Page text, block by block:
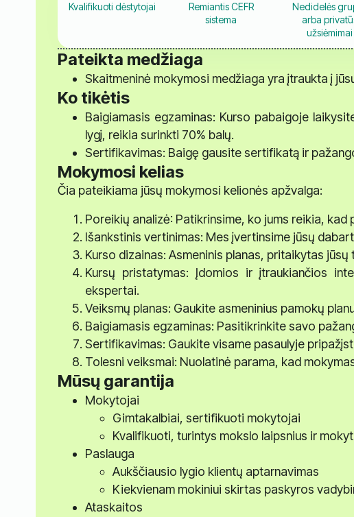
Kvalifikuoti dėstytojai
Remiantis CEFR
sistema
Nedidelės
arba
užsiėmimai
Pateikta medžiaga
Skaitmeninė mokymosi medžiaga yra įtraukta į
Ko tikėtis
Baigiamasis egzaminas: Kurso pabaigoje
lygį, reikia surinkti 70% balų.
Sertifikavimas: Baigę gausite sertifikatą ir
Mokymosi kelias
Čia pateikiama jūsų mokymosi kelionės apžvalga:
Poreikių analizė: Patikrinsime, ko jums reikia, kad
Išankstinis vertinimas: Mes įvertinsime jūsų
Kurso dizainas: Asmeninis planas, pritaikytas jūsų
Kursų pristatymas: Įdomios ir įtraukiančios
ekspertai.
Veiksmų planas: Gaukite asmeninius pamokų
Baigiamasis egzaminas: Pasitikrinkite savo
Sertifikavimas: Gaukite visame pasaulyje
Tolesni veiksmai: Nuolatinė parama, kad
Mūsų garantija
Mokytojai
Gimtakalbiai, sertifikuoti mokytojai
Kvalifikuoti, turintys mokslo laipsnius ir
Paslauga
Aukščiausio lygio klientų aptarnavimas
Kiekvienam mokiniui skirtas paskyros
Ataskaitos